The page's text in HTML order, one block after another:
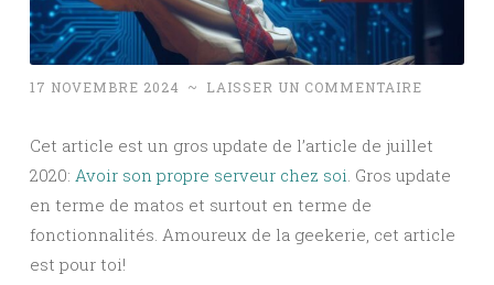
17 NOVEMBRE 2024 ~ LAISSER UN COMMENTAIRE
Cet article est un gros update de l’article de juillet
2020: Avoir son propre serveur chez soi. Gros update
en terme de matos et surtout en terme de
fonctionnalités. Amoureux de la geekerie, cet article
est pour toi!